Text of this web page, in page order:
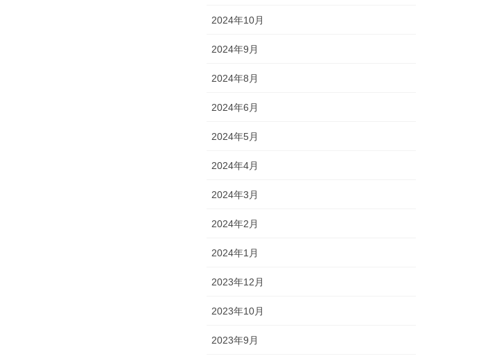
2024年10月
2024年9月
2024年8月
2024年6月
2024年5月
2024年4月
2024年3月
2024年2月
2024年1月
2023年12月
2023年10月
2023年9月